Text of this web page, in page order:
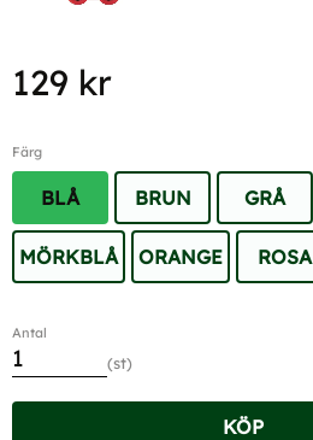
129 kr
Färg
BLÅ BRUN GRÅ
MÖRKBLÅ ORANGE ROSA
Antal
st
KÖP